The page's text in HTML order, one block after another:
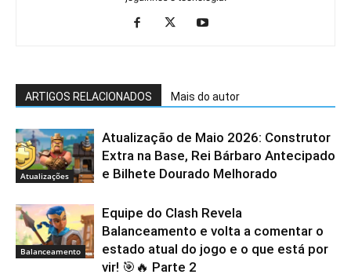
ARTIGOS RELACIONADOS Mais do autor
Atualizações
Atualização de Maio 2026: Construtor
Extra na Base, Rei Bárbaro Antecipado
e Bilhete Dourado Melhorado
Balanceamento
Equipe do Clash Revela
Balanceamento e volta a comentar o
estado atual do jogo e o que está por
vir! 🎯🔥 Parte 2